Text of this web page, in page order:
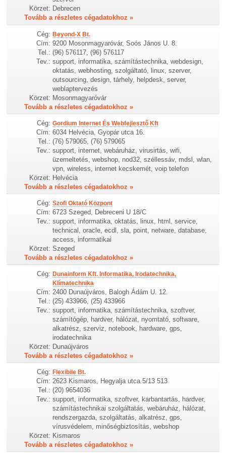
Körzet: Debrecen
Tovább a részletes cégadatokhoz »
Cég: Beyond-X Bt.
Cím: 9200 Mosonmagyaróvár, Soós János U. 8.
Tel.: (96) 576117, (96) 576117
Tev.: support, informatika, számítástechnika, webdesign,
oktatás, webhosting, szolgáltató, linux, szerver,
outsourcing, design, tárhely, helpdesk, server,
weblaptervezés
Körzet: Mosonmagyaróvár
Tovább a részletes cégadatokhoz »
Cég: Gordium Internet És Webfejlesztő Kft
Cím: 6034 Helvécia, Gyopár utca 16.
Tel.: (76) 579065, (76) 579065
Tev.: support, internet, webáruház, virusirtás, wifi,
üzemeltetés, webshop, nod32, széllessáv, mdsl, wlan,
vpn, wireless, internet kecskemét, voip telefon
Körzet: Helvécia
Tovább a részletes cégadatokhoz »
Cég: Szofi Oktató Központ
Cím: 6723 Szeged, Debreceni U 18/C
Tev.: support, informatika, oktatás, linux, html, service,
technical, oracle, ecdl, sla, point, netware, database,
access, informatikai
Körzet: Szeged
Tovább a részletes cégadatokhoz »
Cég: Dunainform Kft. Informatika, Irodatechnika,
Klímatechnika
Cím: 2400 Dunaújváros, Balogh Ádám U. 12.
Tel.: (25) 433966, (25) 433966
Tev.: support, informatika, számítástechnika, szoftver,
számítógép, hardver, hálózat, nyomtató, software,
alkatrész, szerviz, notebook, hardware, gps,
irodatechnika
Körzet: Dunaújváros
Tovább a részletes cégadatokhoz »
Cég: Flexibile Bt.
Cím: 2623 Kismaros, Hegyalja utca 5/13 513
Tel.: (20) 9654036
Tev.: support, informatika, szoftver, karbantartás, hardver,
számítástechnikai szolgáltatás, webáruház, hálózat,
rendszergazda, szolgáltatás, alkatrész, gps,
vírusvédelem, minőségbiztosítás, webshop
Körzet: Kismaros
Tovább a részletes cégadatokhoz »